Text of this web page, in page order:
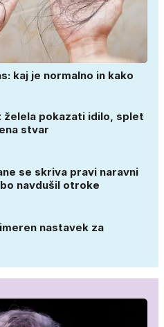
kaj je normalno in kako
želela pokazati idilo, splet
stvar
se skriva pravi naravni
navdušil otroke
nastavek za